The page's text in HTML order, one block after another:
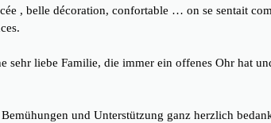
, belle décoration, confortable … on se sentait
liebe Familie, die immer ein offenes Ohr hat
und Unterstützung ganz herzlich